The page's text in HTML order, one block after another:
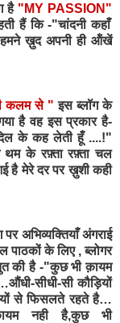
है "MY PASSION"
हैं कि -"चांदनी कहाँ
हमने ख़ुद अपनी ही ऑंखें
कलम से " इस ब्लॉग के
है वह इस प्रकार है-
के कह लेती हूँ ....!"
थम के रफ़्ता रफ़्ता चल
है मेरे दर पर ख़ुशी कही
पर अभिव्यक्तियाँ अंगराई
पाठकों के लिए , ब्लोगर
की है -"कुछ भी क़ायम
सीधी-सी कौड़ियों
से फिसलते रहते है…
नही है,कुछ भी